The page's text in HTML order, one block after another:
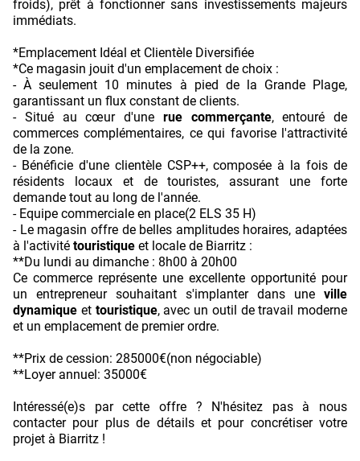
froids), prêt à fonctionner sans investissements majeurs
immédiats.
*Emplacement Idéal et Clientèle Diversifiée
*Ce magasin jouit d'un emplacement de choix :
- À seulement 10 minutes à pied de la Grande Plage,
garantissant un flux constant de clients.
- Situé au cœur d'une rue commerçante, entouré de
commerces complémentaires, ce qui favorise l'attractivité
de la zone.
- Bénéficie d'une clientèle CSP++, composée à la fois de
résidents locaux et de touristes, assurant une forte
demande tout au long de l'année.
- Equipe commerciale en place(2 ELS 35 H)
- Le magasin offre de belles amplitudes horaires, adaptées
à l'activité touristique et locale de Biarritz :
**Du lundi au dimanche : 8h00 à 20h00
Ce commerce représente une excellente opportunité pour
un entrepreneur souhaitant s'implanter dans une ville
dynamique et touristique, avec un outil de travail moderne
et un emplacement de premier ordre.
**Prix de cession: 285000€(non négociable)
**Loyer annuel: 35000€
Intéressé(e)s par cette offre ? N'hésitez pas à nous
contacter pour plus de détails et pour concrétiser votre
projet à Biarritz !